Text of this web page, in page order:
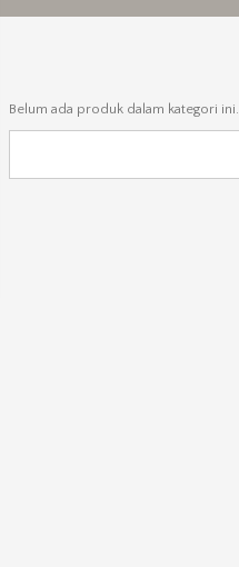
Belum ada produk dalam kategori ini.